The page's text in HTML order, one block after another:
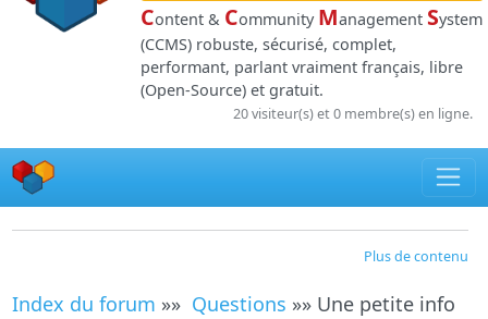
Content & Community Management System
(CCMS) robuste, sécurisé, complet,
performant, parlant vraiment français, libre
(Open-Source) et gratuit.
20 visiteur(s) et 0 membre(s) en ligne.
Plus de contenu
Index du forum »» Questions »» Une petite info